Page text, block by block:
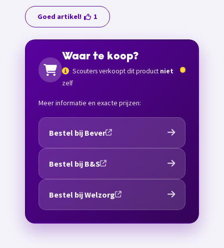
Goed artikel! 1
Waar te koop?
Scouters verkoopt dit product niet
zelf
Meer informatie en exacte prijzen:
Bestel bij Bever
Bestel bij B&S
Bestel bij Welzorg